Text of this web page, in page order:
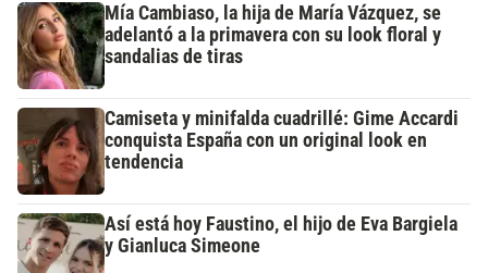
Mía Cambiaso, la hija de María Vázquez, se
adelantó a la primavera con su look floral y
sandalias de tiras
Camiseta y minifalda cuadrillé: Gime Accardi
conquista España con un original look en
tendencia
Así está hoy Faustino, el hijo de Eva Bargiela
y Gianluca Simeone